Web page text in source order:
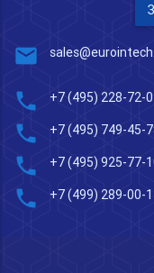
mail
phone +7 (495) 228-72-
phone +7 (495) 749-45-
phone +7 (495) 925-77-
phone +7 (499) 289-00-